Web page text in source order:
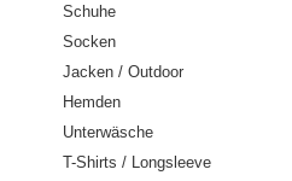
Schuhe
Socken
Jacken / Outdoor
Hemden
Unterwäsche
T-Shirts / Longsleeve